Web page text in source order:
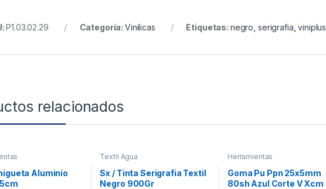
P1.03.02.29 Categoría: Vinilicas Etiquetas: negro serigrafia ,viniplus
relacionados
Aluminio
Textil Agua
Sx / Tinta Serigrafia Textil
Negro 900Gr
Herramientas
Goma Pu Ppn 25x5mm
80sh Azul Corte V Xcm